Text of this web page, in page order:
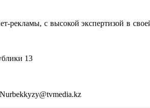
рекламы, с высокой экспертизой в
13